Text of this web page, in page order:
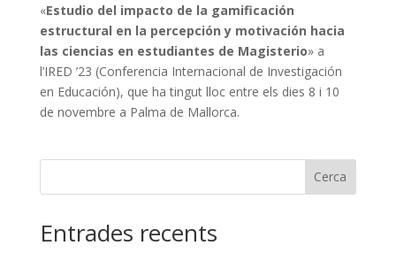
«Estudio del impacto de la gamificación
estructural en la percepción y motivación hacia
las ciencias en estudiantes de Magisterio» a
l’IRED ’23 (Conferencia Internacional de Investigación
en Educación), que ha tingut lloc entre els dies 8 i 10
de novembre a Palma de Mallorca.
Cerca
Entrades recents